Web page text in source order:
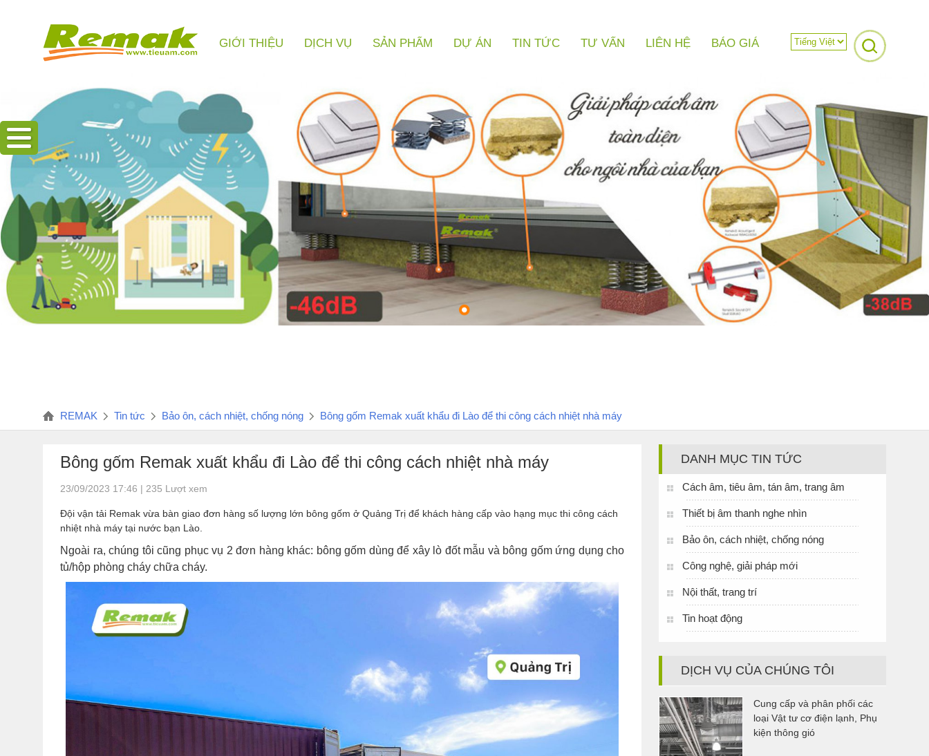
GIỚI THIỆU DỊCH VỤ SẢN PHẨM DỰ ÁN TIN TỨC TƯ VẤN LIÊN HỆ BÁO GIÁ
REMAK Tin tức Bảo ôn, cách nhiệt, chống nóng Bông gốm Remak xuất khẩu đi Lào để thi công cách nhiệt nhà máy
Bông gốm Remak xuất khẩu đi Lào để thi công cách nhiệt nhà máy
23/09/2023 17:46 | 235 Lượt xem
Đội vận tải Remak vừa bàn giao đơn hàng số lượng lớn bông gốm ở Quảng Trị để khách hàng cấp vào hạng mục thi công cách
nhiệt nhà máy tại nước bạn Lào.
Hotline:
Ngoài ra, chúng tôi cũng phục vụ 2 đơn hàng khác: bông gốm dùng để xây lò đốt mẫu và bông gốm ứng dụng cho
tủ/hộp phòng cháy chữa cháy.
DANH MỤC TIN TỨC
Cách âm, tiêu âm, tán âm, trang âm
Thiết bị âm thanh nghe nhìn
Bảo ôn, cách nhiệt, chống nóng
Công nghệ, giải pháp mới
Nội thất, trang trí
Tin hoạt động
DỊCH VỤ CỦA CHÚNG TÔI
Cung cấp và phân phối các
loại Vật tư cơ điện lạnh, Phụ
kiện thông gió